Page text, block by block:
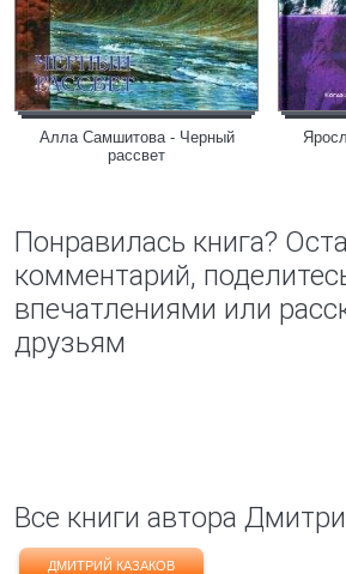
Алла Самшитова - Черный
рассвет
Понравилась книга?
комментарий,
впечатлениями или
друзьям
Все книги автора
ДМИТРИЙ КАЗАКОВ